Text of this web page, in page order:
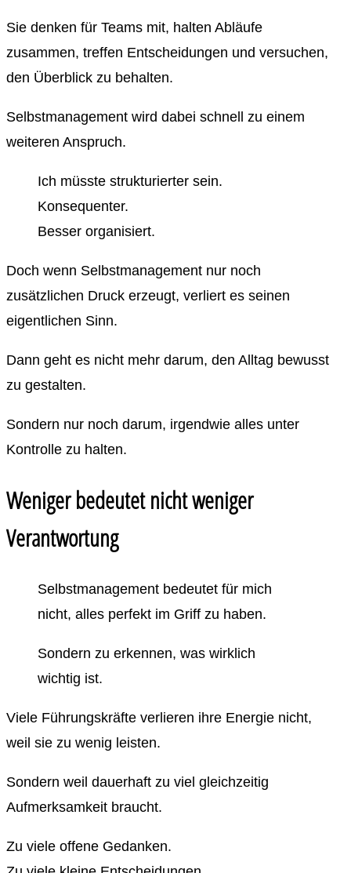
Sie denken für Teams mit, halten Abläufe
zusammen, treffen Entscheidungen und versuchen,
den Überblick zu behalten.
Selbstmanagement wird dabei schnell zu einem
weiteren Anspruch.
Ich müsste strukturierter sein.
Konsequenter.
Besser organisiert.
Doch wenn Selbstmanagement nur noch
zusätzlichen Druck erzeugt, verliert es seinen
eigentlichen Sinn.
Dann geht es nicht mehr darum, den Alltag bewusst
zu gestalten.
Sondern nur noch darum, irgendwie alles unter
Kontrolle zu halten.
Weniger bedeutet nicht weniger
Verantwortung
Selbstmanagement bedeutet für mich
nicht, alles perfekt im Griff zu haben.
Sondern zu erkennen, was wirklich
wichtig ist.
Viele Führungskräfte verlieren ihre Energie nicht,
weil sie zu wenig leisten.
Sondern weil dauerhaft zu viel gleichzeitig
Aufmerksamkeit braucht.
Zu viele offene Gedanken.